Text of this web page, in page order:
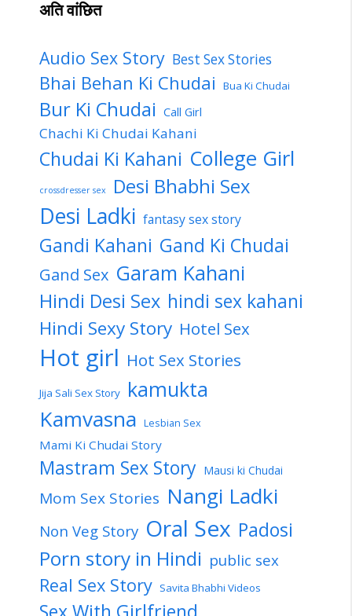
अति वांछित
Audio Sex Story Best Sex Stories
Bhai Behan Ki Chudai Bua Ki Chudai
Bur Ki Chudai Call Girl
Chachi Ki Chudai Kahani
Chudai Ki Kahani College Girl
crossdresser sex Desi Bhabhi Sex
Desi Ladki fantasy sex story
Gandi Kahani Gand Ki Chudai
Gand Sex Garam Kahani
Hindi Desi Sex hindi sex kahani
Hindi Sexy Story Hotel Sex
Hot girl Hot Sex Stories
Jija Sali Sex Story kamukta
Kamvasna Lesbian Sex
Mami Ki Chudai Story
Mastram Sex Story Mausi ki Chudai
Mom Sex Stories Nangi Ladki
Non Veg Story Oral Sex Padosi
Porn story in Hindi public sex
Real Sex Story Savita Bhabhi Videos
Sex With Girlfriend